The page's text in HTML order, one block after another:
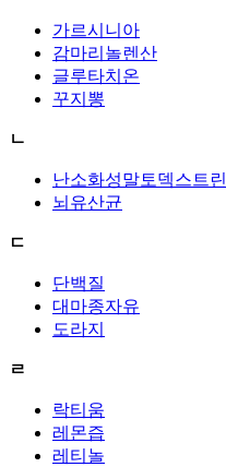
가르시니아
감마리놀렌산
글루타치온
꾸지뽕
ㄴ
난소화성말토덱스트린
뇌유산균
ㄷ
단백질
대마종자유
도라지
ㄹ
락티움
레몬즙
레티놀